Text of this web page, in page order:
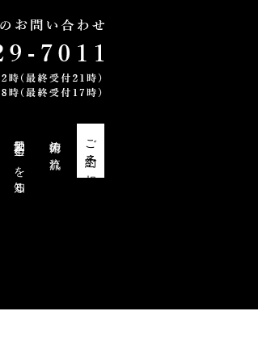
勃起不全・EDを知る 施術の流れ ご予約・ご相談